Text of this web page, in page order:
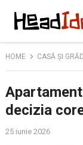
HOME CASĂ ȘI
decizia
25 iunie 2026